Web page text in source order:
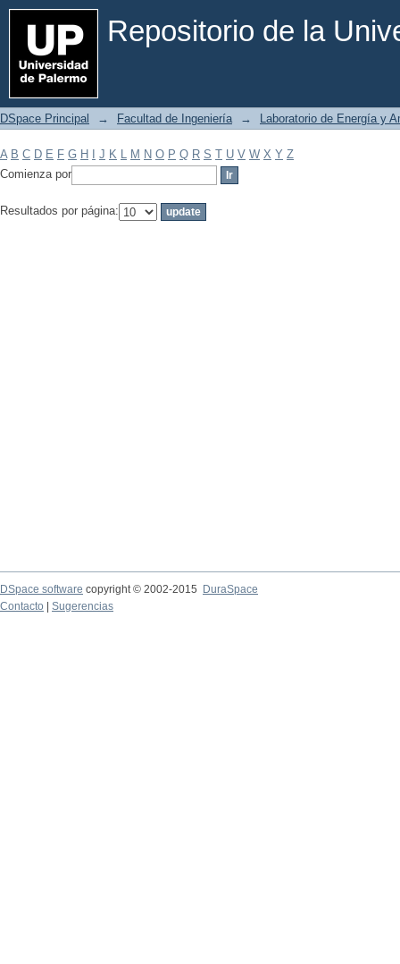
Repositorio de la
Filtrar por: Materia
DSpace Principal → Facultad de Ingeniería → Laboratorio de Energía y
A B C D E F G H J K L M N O P Q R S T U V W X Y Z
Comienza por
Resultados por página:
DSpace software copyright © 2002-2015
DuraSpace
Contacto
Sugerencias